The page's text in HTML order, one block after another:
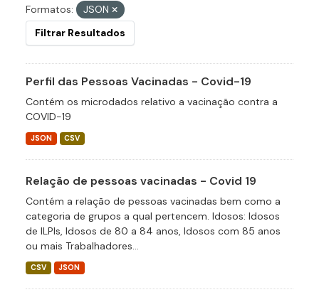
Formatos:
JSON
Filtrar Resultados
Perfil das Pessoas Vacinadas - Covid-19
Contém os microdados relativo a vacinação contra a
COVID-19
JSON CSV
Relação de pessoas vacinadas - Covid 19
Contém a relação de pessoas vacinadas bem como a
categoria de grupos a qual pertencem. Idosos: Idosos
de ILPIs, Idosos de 80 a 84 anos, Idosos com 85 anos
ou mais Trabalhadores...
CSV JSON